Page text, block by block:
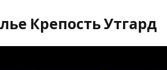
Крепость Утгард